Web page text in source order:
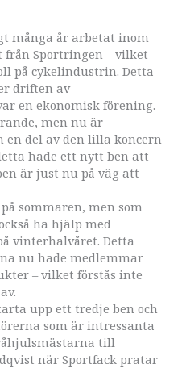
många år arbetat inom
från Sportringen – vilket
på cykelindustrin. Detta
driften av
en ekonomisk förening.
men nu är
del av den lilla koncern
hade ett nytt ben att
är just nu på väg att
sommaren, men som
ha hjälp med
vinterhalvåret. Detta
nu hade medlemmar
– vilket förstås inte
upp ett tredje ben och
som är intressanta
till
när Sportfack pratar